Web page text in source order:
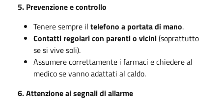
5. Prevenzione e controllo
Tenere sempre il telefono a portata di mano.
Contatti regolari con parenti o vicini(soprattutto
se si vive soli).
Assumere correttamente i farmaci e chiedere al
medico se vanno adattati al caldo.
6. Attenzione ai segnali di allarme